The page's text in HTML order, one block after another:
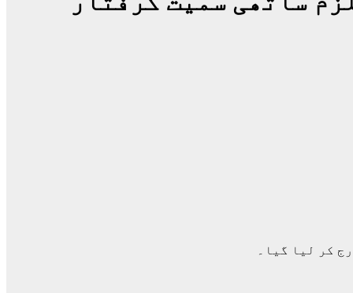
کر لیا گیا۔